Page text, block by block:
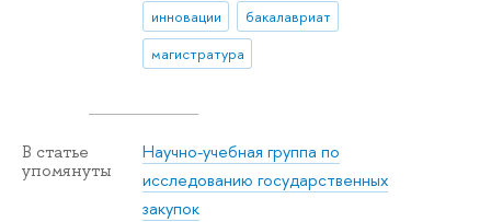
инновации
бакалавриат
магистратура
В статье
упомянуты
Научно-учебная группа по
исследованию государственных
закупок